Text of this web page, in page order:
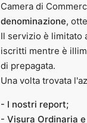
Camera di
denominazione,
Il servizio è limitato
iscritti mentre è
di prepagata.
Una volta trovata
- I nostri report;
- Visura Ordinaria